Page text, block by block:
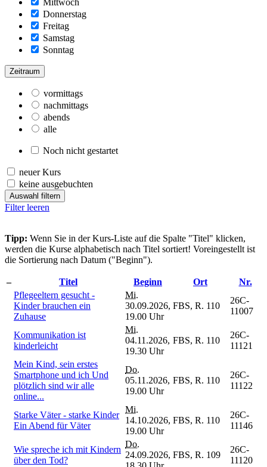
Donnerstag
Freitag
Samstag
Sonntag
Zeitraum
vormittags
nachmittags
abends
alle
Noch nicht gestartet
neuer Kurs
keine ausgebuchten
Auswahl filtern
Filter leeren
Tipp: Wenn Sie in der Kurs-Liste auf die Spalte "Titel" klicken,
werden die Kurse alphabetisch nach Titel sortiert! Voreingestellt ist
die Sortierung nach Datum ("Beginn").
– Titel Beginn Ort
Nr.
Pflegeeltern gesucht -
Kinder brauchen ein
Zuhause
Mi.
30.09.2026,
19.00 Uhr
FBS, R. 110
26C-
11007
Kommunikation ist
kinderleicht
Mi.
04.11.2026,
19.30 Uhr
FBS, R. 110
26C-
11121
Mein Kind, sein erstes
Smartphone und ich Und
plötzlich sind wir alle
online...
Do.
05.11.2026,
19.00 Uhr
FBS, R. 110
26C-
11122
Starke Väter - starke Kinder
Ein Abend für Väter
Mi.
14.10.2026,
19.00 Uhr
FBS, R. 110
26C-
11146
Wie spreche ich mit Kindern
über den Tod?
Do.
24.09.2026, FBS, R. 109
26C-
11120